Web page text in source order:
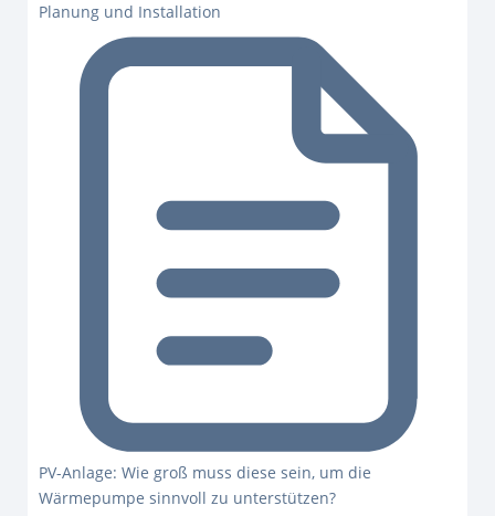
Planung und Installation
PV-Anlage: Wie groß muss diese sein, um die
Wärmepumpe sinnvoll zu unterstützen?